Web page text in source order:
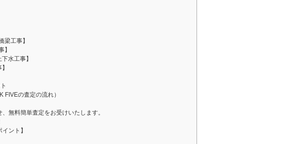
工事】
】
水工事】
の査定の流れ）
無料簡単査定をお受けいたします。
ント】